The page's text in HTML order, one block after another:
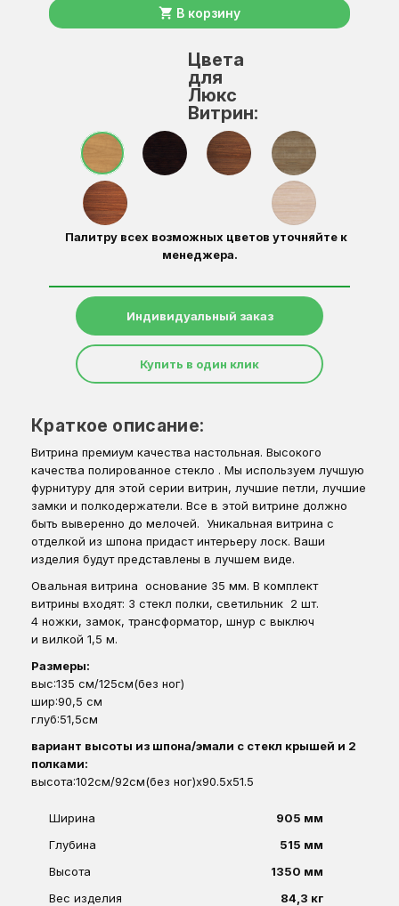
shopping_cart В корзину
Цвета
для
Люкс
Витрин:
Палитру всех возможных цветов уточняйте к
менеджера.
Индивидуальный заказ
Купить в один клик
Краткое описание:
Витрина премиум качества настольная. Высокого
качества полированное стекло . Мы используем лучшую
фурнитуру для этой серии витрин, лучшие петли, лучшие
замки и полкодержатели. Все в этой витрине должно
быть выверенно до мелочей. Уникальная витрина с
отделкой из шпона придаст интерьеру лоск. Ваши
изделия будут представлены в лучшем виде.
Овальная витрина основание 35 мм. В комплект
витрины входят: 3 стекл полки, светильник 2 шт.
4 ножки, замок, трансформатор, шнур с выключ
и вилкой 1,5 м.
Размеры:
выс:135 см/125cм(без ног)
шир:90,5 см
глуб:51,5см
вариант высоты из шпона/эмали с стекл крышей и 2
полками:
высота:102см/92см(без ног)х90.5х51.5
Ширина
905 мм
Глубина
515 мм
Высота
1350 мм
Вес изделия
84,3 кг